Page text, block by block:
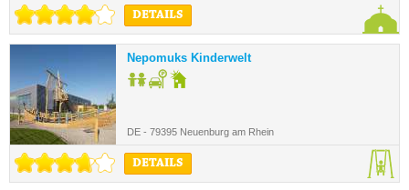
DETAILS
Nepomuks Kinderwelt
DE - 79395 Neuenburg am Rhein
DETAILS